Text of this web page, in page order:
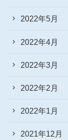
2022年5月
2022年4月
2022年3月
2022年2月
2022年1月
2021年12月